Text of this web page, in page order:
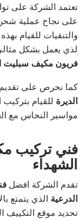
تعتمد الشركة على
على نجاح عملية
والتنقيات للقيام
لذي يعمل بشكل
فريون مكيف سبليت
كما نحرص على
الديرة للقيام
مواسير النحاس مع
فني تركيب
الشهداء
تقدم الشركة افضل
الدرعية الذي يتمتع
تحديد موقع التكييف